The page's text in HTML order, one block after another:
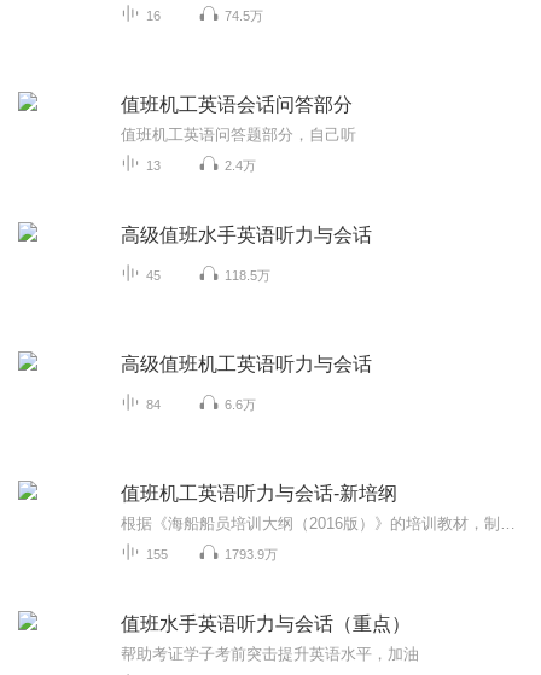
16 74.5万
值班机工英语会话问答部分
值班机工英语问答题部分，自己听
13 2.4万
高级值班水手英语听力与会话
45 118.5万
高级值班机工英语听力与会话
84 6.6万
值班机工英语听力与会话-新培纲
155 1793.9万
值班水手英语听力与会话（重点）
帮助考证学子考前突击提升英语水平，加油